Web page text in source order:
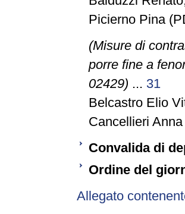
Picierno Pina
(Misure di
porre fine a
02429) ... 31
Belcastro Elio
Cancellieri
Convalida di
Ordine del
Allegato